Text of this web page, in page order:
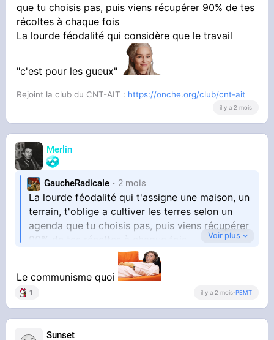
que tu choisis pas, puis viens récupérer 90% de tes
récoltes à chaque fois
La lourde féodalité qui considère que le travail
"c'est pour les gueux"
Rejoint la club du CNT-AIT : https://onche.org/club/cnt-ait
il y a 2 mois
Merlin
GaucheRadicale 2 mois
La lourde féodalité qui t'assigne une maison, un
terrain, t'oblige a cultiver les terres selon un
agenda que tu choisis pas, puis viens récupérer
90% de tes récoltes à chaque fois
La lourde féodalité qui considère que le travail
"c'est pour les gueux"
Voir plus
Le communisme quoi
1 il y a 2 mois-PEMT
Sunset